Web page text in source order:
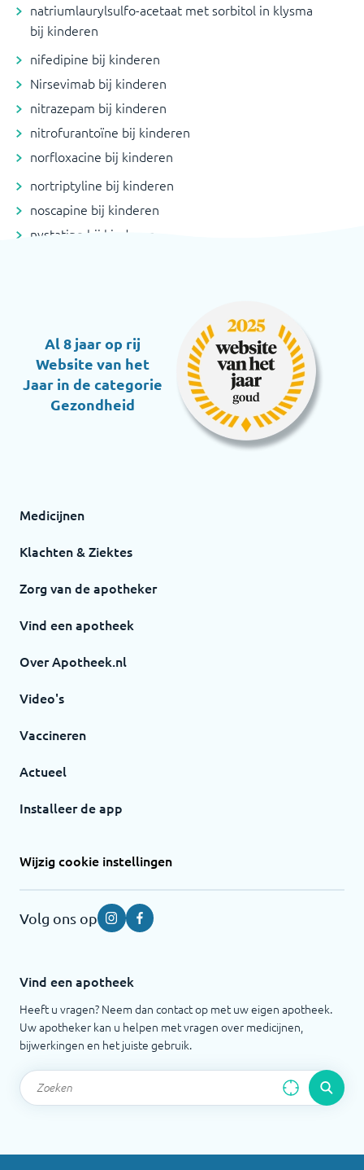
natriumlaurylsulfo-acetaat met sorbitol in klysma
bij kinderen
nifedipine bij kinderen
Nirsevimab bij kinderen
nitrazepam bij kinderen
nitrofurantoïne bij kinderen
norfloxacine bij kinderen
nortriptyline bij kinderen
noscapine bij kinderen
nystatine bij kinderen
Al 8 jaar op rij
Website van het
Jaar in de categorie
Gezondheid
Medicijnen
Klachten & Ziektes
Zorg van de apotheker
Vind een apotheek
Over Apotheek.nl
Video's
Vaccineren
Actueel
Installeer de app
Wijzig cookie instellingen
Volg ons op InstagramFacebook
Vind een apotheek
Heeft u vragen? Neem dan contact op met uw eigen apotheek.
Uw apotheker kan u helpen met vragen over medicijnen,
bijwerkingen en het juiste gebruik.